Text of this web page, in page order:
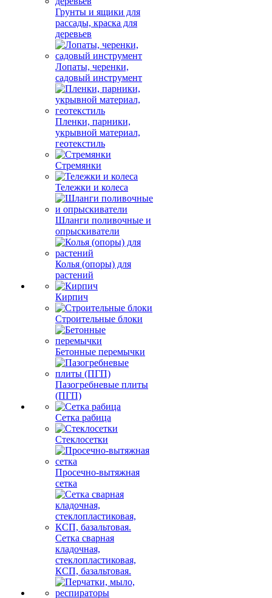
Грунты и ящики для
рассады, краска для
деревьев
Лопаты, черенки,
садовый инструмент
Пленки, парники,
укрывной материал,
геотекстиль
Стремянки
Тележки и колеса
Шланги поливочные и
опрыскиватели
Колья (опоры) для
растений
Кирпич
Строительные блоки
Бетонные перемычки
Пазогребневые плиты
(ПГП)
Сетка рабица
Стеклосетки
Просечно-вытяжная
сетка
Сетка сварная
кладочная,
стеклопластиковая,
КСП, базальтовая.